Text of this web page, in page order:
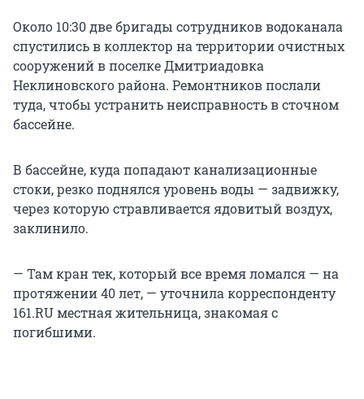
Около 10:30 две бригады сотрудников водоканала
спустились в коллектор на территории очистных
сооружений в поселке Дмитриадовка
Неклиновского района. Ремонтников послали
туда, чтобы устранить неисправность в сточном
бассейне.
В бассейне, куда попадают канализационные
стоки, резко поднялся уровень воды — задвижку,
через которую стравливается ядовитый воздух,
заклинило.
— Там кран тек, который все время ломался — на
протяжении 40 лет, — уточнила корреспонденту
161.RU местная жительница, знакомая с
погибшими.